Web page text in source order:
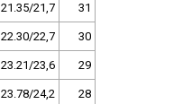
21.35/21,7 31
22.30/22,7 30
23.21/23,6 29
23.78/24,2 28